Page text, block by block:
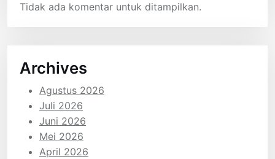
Tidak ada komentar untuk ditampilkan.
Archives
Agustus 2026
Juli 2026
Juni 2026
Mei 2026
April 2026